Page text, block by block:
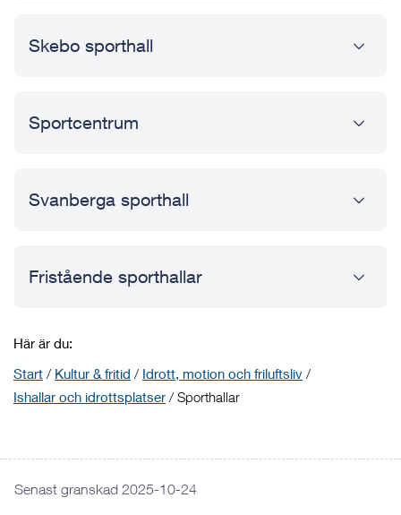
Skebo sporthall
Sportcentrum
Svanberga sporthall
Fristående sporthallar
Här är du:
Start / Kultur & fritid / Idrott, motion och friluftsliv /
Ishallar och idrottsplatser / Sporthallar
Senast granskad 2025-10-24